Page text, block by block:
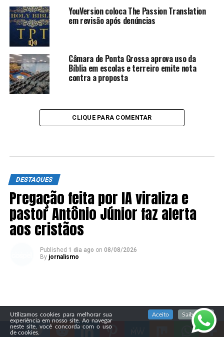
YouVersion coloca The Passion Translation
em revisão após denúncias
Câmara de Ponta Grossa aprova uso da
Bíblia em escolas e terreiro emite nota
contra a proposta
CLIQUE PARA COMENTAR
DESTAQUES
Pregação feita por IA viraliza e
pastor Antônio Júnior faz alerta
aos cristãos
Published 1 dia ago on 08/08/2026
By jornalismo
Utilizamos cookies para melhorar sua
experiência em nosso site. Ao navegar
neste site, você concorda com o uso
de cookies.
Aceito Saiba mais